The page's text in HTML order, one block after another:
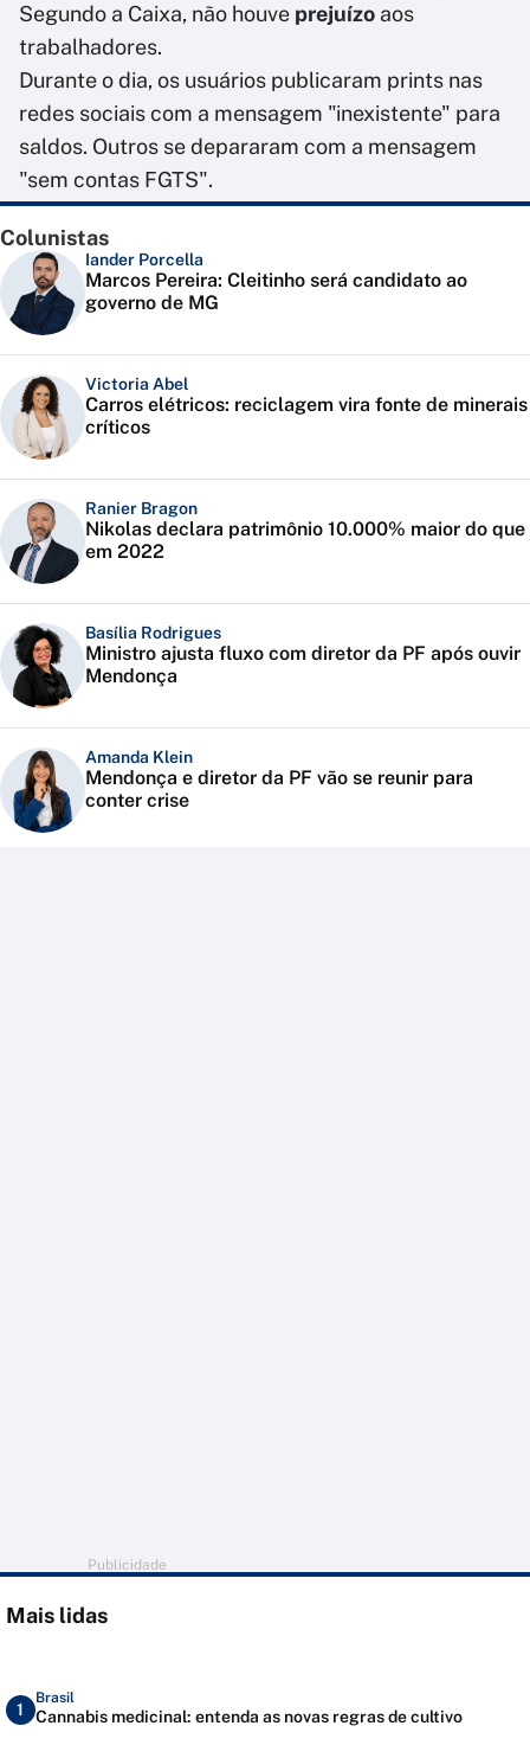
Segundo a Caixa, não houve prejuízo aos
trabalhadores.
Durante o dia, os usuários publicaram prints nas
redes sociais com a mensagem "inexistente" para
saldos. Outros se depararam com a mensagem
"sem contas FGTS".
Colunistas
Iander Porcella
Marcos Pereira: Cleitinho será candidato ao
governo de MG
Victoria Abel
Carros elétricos: reciclagem vira fonte de minerais
críticos
Ranier Bragon
Nikolas declara patrimônio 10.000% maior do que
em 2022
Basília Rodrigues
Ministro ajusta fluxo com diretor da PF após ouvir
Mendonça
Amanda Klein
Mendonça e diretor da PF vão se reunir para
conter crise
Publicidade
Mais lidas
1
Brasil
Cannabis medicinal: entenda as novas regras de cultivo